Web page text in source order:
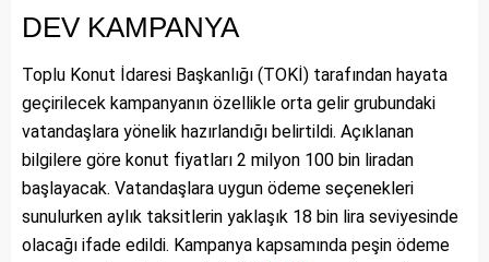
DEV KAMPANYA
Toplu Konut İdaresi Başkanlığı (TOKİ) tarafından hayata
geçirilecek kampanyanın özellikle orta gelir grubundaki
vatandaşlara yönelik hazırlandığı belirtildi. Açıklanan
bilgilere göre konut fiyatları 2 milyon 100 bin liradan
başlayacak. Vatandaşlara uygun ödeme seçenekleri
sunulurken aylık taksitlerin yaklaşık 18 bin lira seviyesinde
olacağı ifade edildi. Kampanya kapsamında peşin ödeme